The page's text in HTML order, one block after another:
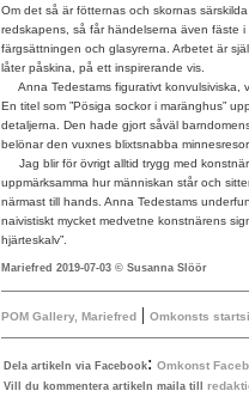
Om det så är fötternas och skornas
redskapens, så får händelserna även fäste
färgsättningen och glasyrerna. Arbetet är
låter påskina, på ett inspirerande vis.
Anna Tedestams figurativt konvulsiviska,
En titel som ”Pösiga sockor i maränghus”
detaljerna. Den hade gjort såväl
belönar den vuxnes blixtsnabba minnesresor.
Jag blir för övrigt alltid trygg med
uppmärksamma hur människan står och
närmast till hands. Anna Tedestams
naivistiskt mycket medvetne konstnärens
hjärteskalv”.
Mariefred 2019-07-03 © Susanna Slöör
POM Gallery, Mariefred| Omkonsts
Dela artikeln via Facebook: Omkonst
Vill du kommentera artikeln maila till